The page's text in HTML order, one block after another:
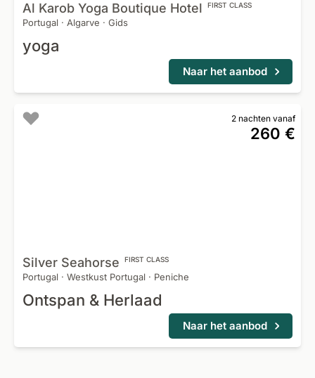
Al Karob Yoga Boutique Hotel FIRST CLASS
Portugal · Algarve · Gids
yoga
Naar het aanbod
2 nachten vanaf
260 €
Silver Seahorse FIRST CLASS
Portugal · Westkust Portugal · Peniche
Ontspan & Herlaad
Naar het aanbod